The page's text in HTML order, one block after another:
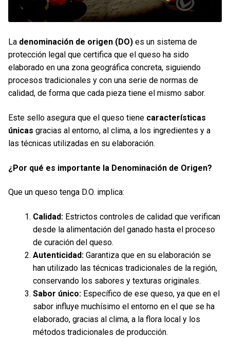
La denominación de origen (DO) es un sistema de
protección legal que certifica que el queso ha sido
elaborado en una zona geográfica concreta, siguiendo
procesos tradicionales y con una serie de normas de
calidad, de forma que cada pieza tiene el mismo sabor.
Este sello asegura que el queso tiene características
únicas gracias al entorno, al clima, a los ingredientes y a
las técnicas utilizadas en su elaboración.
¿Por qué es importante la Denominación de Origen?
Que un queso tenga D.O. implica:
Calidad: Estrictos controles de calidad que verifican
desde la alimentación del ganado hasta el proceso
de curación del queso.
Autenticidad: Garantiza que en su elaboración se
han utilizado las técnicas tradicionales de la región,
conservando los sabores y texturas originales.
Sabor único: Específico de ese queso, ya que en el
sabor influye muchísimo el entorno en el que se ha
elaborado, gracias al clima, a la flora local y los
métodos tradicionales de producción.